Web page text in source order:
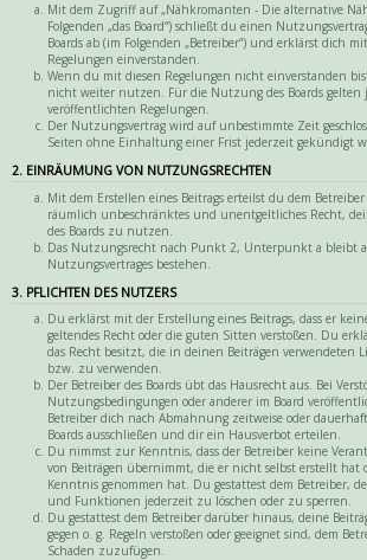
Mit dem Zugriff auf „Nähkromanten - Die alternative
Folgenden „das Board“) schließt du einen
Boards ab (im Folgenden „Betreiber“) und erklärst dich
Regelungen einverstanden.
Wenn du mit diesen Regelungen nicht einverstanden
nicht weiter nutzen. Für die Nutzung des Boards gelten
veröffentlichten Regelungen.
Der Nutzungsvertrag wird auf unbestimmte Zeit
Seiten ohne Einhaltung einer Frist jederzeit gekündigt
2. EINRÄUMUNG VON NUTZUNGSRECHTEN
Mit dem Erstellen eines Beitrags erteilst du dem
räumlich unbeschränktes und unentgeltliches Recht,
des Boards zu nutzen.
Das Nutzungsrecht nach Punkt 2, Unterpunkt a bleibt
Nutzungsvertrages bestehen.
3. PFLICHTEN DES NUTZERS
Du erklärst mit der Erstellung eines Beitrags, dass er
geltendes Recht oder die guten Sitten verstoßen. Du
das Recht besitzt, die in deinen Beiträgen verwendeten
bzw. zu verwenden.
Der Betreiber des Boards übt das Hausrecht aus. Bei
Nutzungsbedingungen oder anderer im Board
Betreiber dich nach Abmahnung zeitweise oder
Boards ausschließen und dir ein Hausverbot erteilen.
Du nimmst zur Kenntnis, dass der Betreiber keine
von Beiträgen übernimmt, die er nicht selbst erstellt hat
Kenntnis genommen hat. Du gestattest dem Betreiber,
und Funktionen jederzeit zu löschen oder zu sperren.
Du gestattest dem Betreiber darüber hinaus, deine
gegen o. g. Regeln verstoßen oder geeignet sind, dem
Schaden zuzufügen.